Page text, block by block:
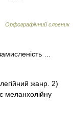
Орфографічний словник
…
жанр. 2)
меланхолійну